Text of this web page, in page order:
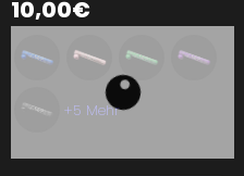
10,00€
+5 Mehr